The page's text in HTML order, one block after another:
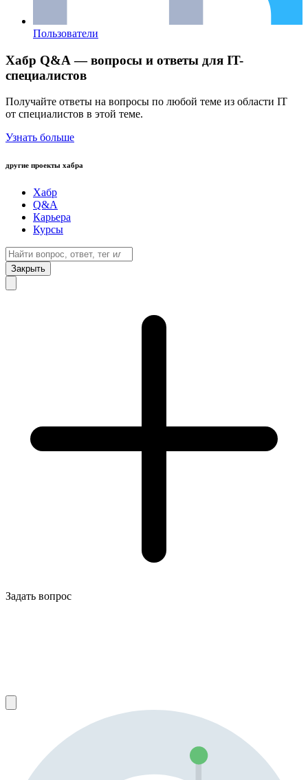
Пользователи
Хабр Q&A — вопросы и ответы для IT-
специалистов
Получайте ответы на вопросы по любой теме из области IT
от специалистов в этой теме.
Узнать больше
другие проекты хабра
Хабр
Q&A
Карьера
Курсы
Закрыть
Задать вопрос